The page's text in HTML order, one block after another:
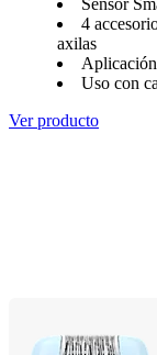
Sensor
4
axilas
Uso con
Ver producto